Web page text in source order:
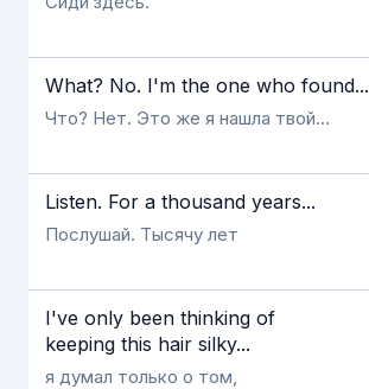
What? No. I'm the one who found...
Что? Нет. Это же я нашла твой...
Listen. For a thousand years...
Послушай. Тысячу лет
I've only been thinking of
keeping this hair silky...
я думал только о том,